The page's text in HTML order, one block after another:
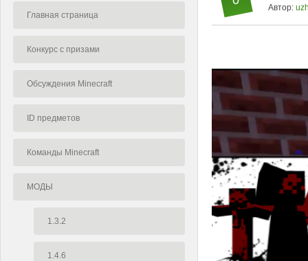
Главная страница
Конкурс с призами
Обсуждения Minecraft
ID предметов
Команды Minecraft
МОДЫ
1.3.2
1.4.6
Автор: